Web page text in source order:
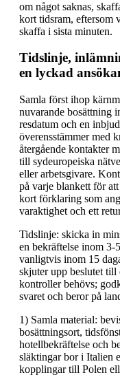
om något saknas,
kort tidsram, eftersom
skaffa i sista minuten.
Tidslinje,
en lyckad
Samla först ihop
nuvarande bosättning
resdatum och en
överensstämmer med
återgående kontakter
till syd­europeiska
eller arbetsgivare.
på varje blankett för
kort förklaring som
varaktighet och ett
Tidslinje: skicka in
en bekräftelse inom 3-
vanligtvis inom 15
skjuter upp beslutet till
kontroller behövs;
svaret och beror på
1) Samla material:
bosättningsort,
hotellbekräftelse och
släktingar bor i Italien
kopplingar till Polen